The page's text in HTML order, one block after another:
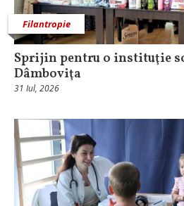
Filantropie
Sprijin pentru o instituţie
Dâmboviţa
31 Iul, 2026